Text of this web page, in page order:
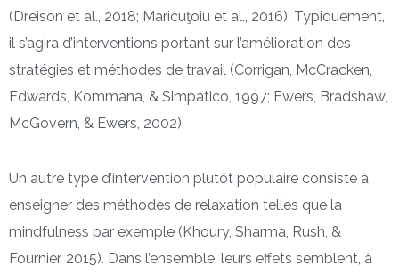
(Dreison et al., 2018; Maricuţoiu et al., 2016). Typiquement,
il s’agira d’interventions portant sur l’amélioration des
stratégies et méthodes de travail (Corrigan, McCracken,
Edwards, Kommana, & Simpatico, 1997; Ewers, Bradshaw,
McGovern, & Ewers, 2002).
Un autre type d’intervention plutôt populaire consiste à
enseigner des méthodes de relaxation telles que la
mindfulness par exemple (Khoury, Sharma, Rush, &
Fournier, 2015). Dans l’ensemble, leurs effets semblent, à